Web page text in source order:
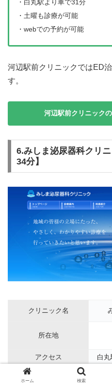
・白丸駅より車で31分
・土曜も診療が可能
・webでの予約が可能
河辺駅前クリニックではED
す。
河辺駅前クリニック
6.みしま泌尿器科クリ
34分】
クリニック名
所在地
アクセス
白
ホーム 検索